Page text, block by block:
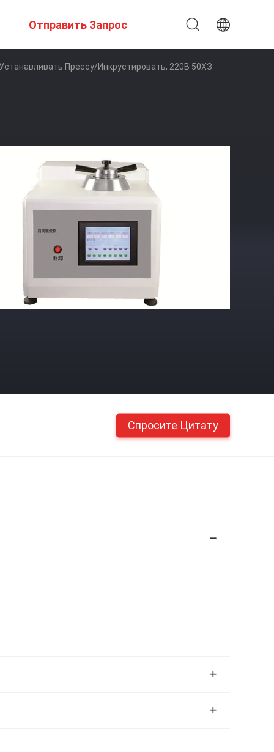
Отправить Запрос
Прессу/инкрустировать, 220В 50ХЗ
Спросите Цитату